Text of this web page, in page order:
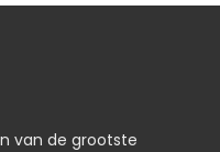
van de grootste